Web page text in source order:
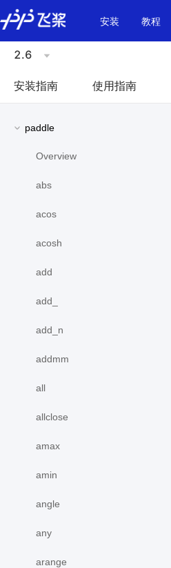
\u200E
安装
教程
2.6
安装指南 使用指南
paddle
Overview
abs
acos
acosh
add
add_
add_n
addmm
all
allclose
amax
amin
angle
any
arange